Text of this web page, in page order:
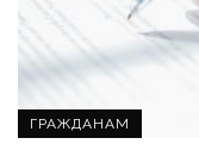
ГРАЖДАНАМ